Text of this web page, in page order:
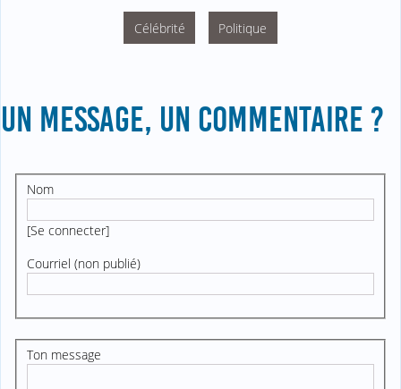
Célébrité Politique
UN MESSAGE, UN COMMENTAIRE ?
Nom
[Se connecter]
Courriel (non publié)
Ton message